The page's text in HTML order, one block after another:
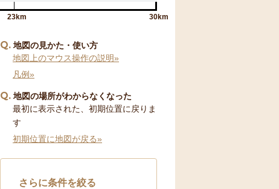
23km 30km
Q 地図の見かた・使い方
地図上のマウス操作の説明»
凡例»
Q 地図の場所がわからなくなった
最初に表示された、初期位置に戻りま
す
初期位置に地図が戻る»
さらに条件を絞る